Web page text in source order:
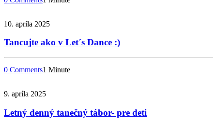
10. apríla 2025
Tancujte ako v Let´s Dance :)
0 Comments1 Minute
9. apríla 2025
Letný denný tanečný tábor- pre deti